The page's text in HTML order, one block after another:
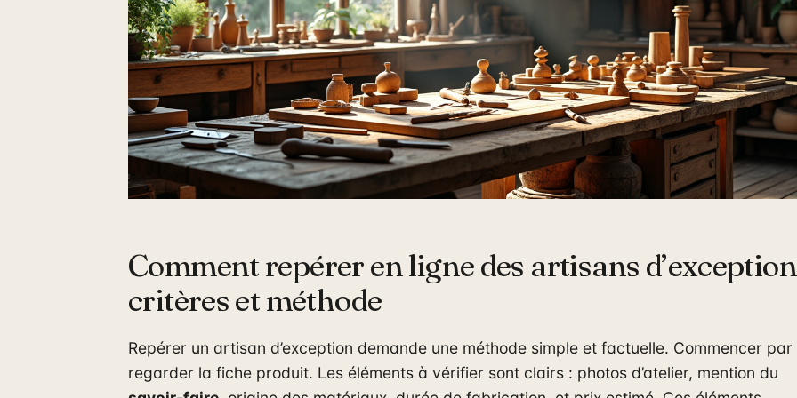
Comment repérer en ligne des artisans
critères et méthode
Repérer un artisan d’exception demande une méthode simple et factuelle. Commencer par
regarder la fiche produit. Les éléments à vérifier sont clairs : photos d’atelier, mention du